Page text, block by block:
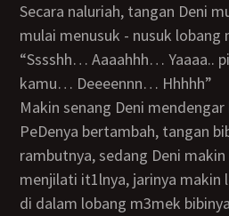
Secara naluriah, tangan Deni mulai beraksi, jarinya
mulai menusuk - nusuk
“Sssshh… Aaaahhh… Yaaaa.. pinteeeerrr juga
kamu… Deeeennn… Hhhhh”
Makin senang Deni mendengar bibi Ratna memujinya,
PeDenya bertambah, tangan
rambutnya, sedang Deni
menjilati it1lnya, jarinya makin
di dalam lobang m3mek